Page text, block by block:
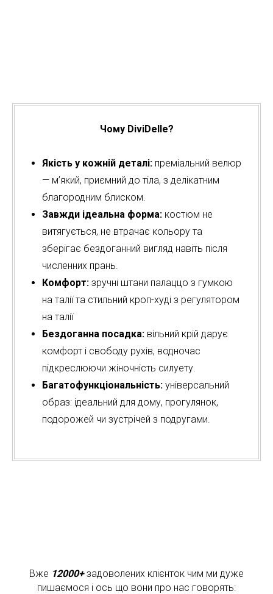
Чому DiviDelle?
Якість у кожній деталі: преміальний велюр
— м’який, приємний до тіла, з делікатним
благородним блиском.
Завжди ідеальна форма: костюм не
витягується, не втрачає кольору та
зберігає бездоганний вигляд навіть після
численних прань.
Комфорт: зручні штани палаццо з гумкою
на талії та стильний кроп-худі з регулятором
на талії
Бездоганна посадка: вільний крій дарує
комфорт і свободу рухів, водночас
підкреслюючи жіночність силуету.
Багатофункціональність: універсальний
образ: ідеальний для дому, прогулянок,
подорожей чи зустрічей з подругами.
Вже 12000+задоволених клієнток чим ми дуже
пишаємося і ось що вони про нас говорять: